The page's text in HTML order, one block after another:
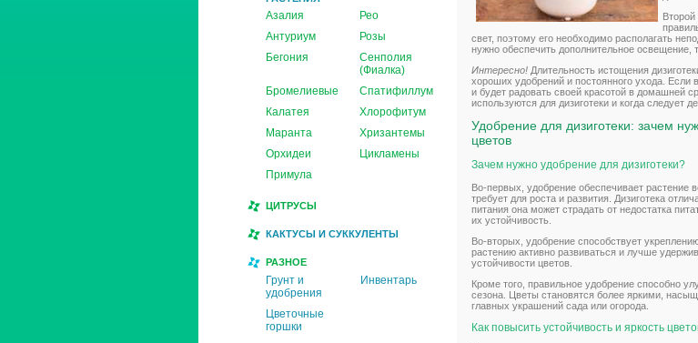
Азалия
Рео
Антуриум
Розы
Бегония
Сенполия
(Фиалка)
Бромелиевые
Спатифиллум
Калатея
Хлорофитум
Маранта
Хризантемы
Орхидеи
Цикламены
Примула
ЦИТРУСЫ
КАКТУСЫ И СУККУЛЕНТЫ
РАЗНОЕ
Грунт и
удобрения
Инвентарь
Цветочные
горшки
свет, поэтому его необходимо располагать
нужно обеспечить дополнительное освещение,
Интересно! Длительность истощения
хороших удобрений и постоянного ухода. Если
и будет радовать своей красотой в домашней
используются для дизиготеки и когда следует
Удобрение для дизиготеки: зачем
цветов
Зачем нужно удобрение для дизиготеки?
Во-первых, удобрение обеспечивает
требует для роста и развития. Дизиготека
питания она может страдать от недостатка
их устойчивость.
Во-вторых, удобрение способствует
растению активно развиваться и лучше
устойчивости цветов.
Кроме того, правильное удобрение способно
сезона. Цветы становятся более яркими,
главных украшений сада или огорода.
Как повысить устойчивость и яркость